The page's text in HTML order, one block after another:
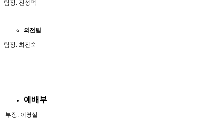
팀장: 전성덕
의전팀
팀장: 최진숙
예배부
부장: 이영실